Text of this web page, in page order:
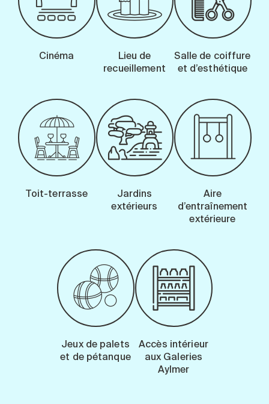
Cinéma
Lieu de
recueillement
Salle de coiffure
et d’esthétique
Toit-terrasse
Jardins
extérieurs
Aire
d’entraînement
extérieure
Jeux de palets
et de pétanque
Accès intérieur
aux Galeries
Aylmer